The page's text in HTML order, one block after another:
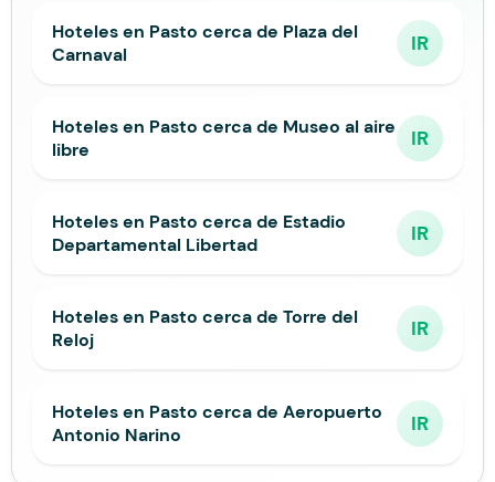
Hoteles en Pasto cerca de Plaza del
Carnaval
IR
Hoteles en Pasto cerca de Museo al aire
libre
IR
Hoteles en Pasto cerca de Estadio
Departamental Libertad
IR
Hoteles en Pasto cerca de Torre del
Reloj
IR
Hoteles en Pasto cerca de Aeropuerto
Antonio Narino
IR